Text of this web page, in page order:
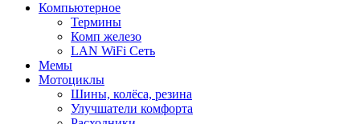
Компьютерное
Термины
Комп железо
LAN WiFi Сеть
Мемы
Мотоциклы
Шины, колёса, резина
Улучшатели комфорта